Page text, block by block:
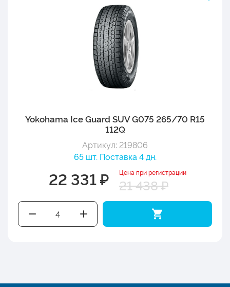
Yokohama Ice Guard SUV G075 265/70 R15
112Q
Артикул: 219806
65 шт. Поставка 4 дн.
22 331 ₽ Цена при регистрации
21 438 ₽